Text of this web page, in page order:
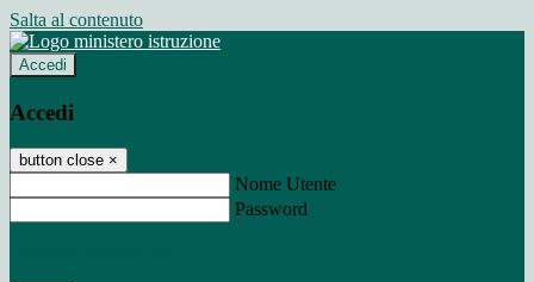
Salta al contenuto
Accedi
Accedi
button close ×
Nome Utente
Password